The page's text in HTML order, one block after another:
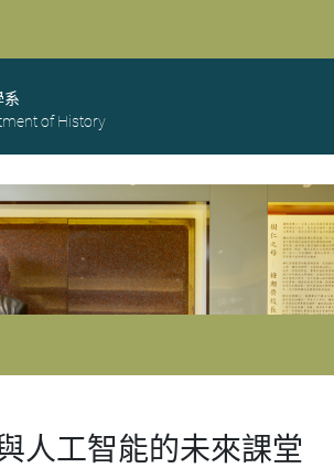
系
of History
人工智能的未來課堂